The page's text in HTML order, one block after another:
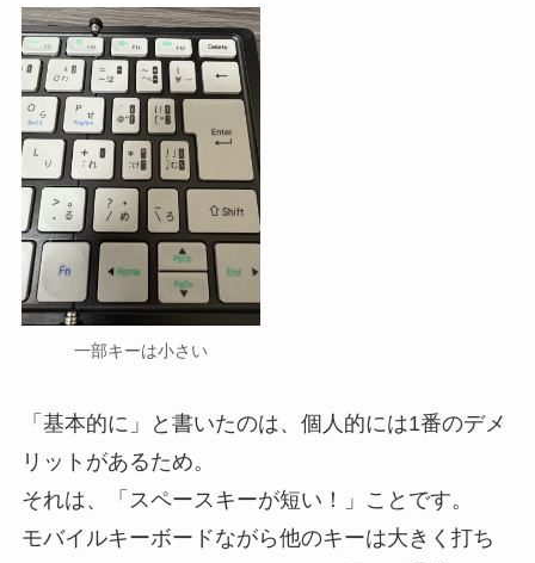
一部キーは小さい
「基本的に」と書いたのは、個人的には1番のデメ
リットがあるため。
それは、「スペースキーが短い！」ことです。
モバイルキーボードながら他のキーは大きく打ち